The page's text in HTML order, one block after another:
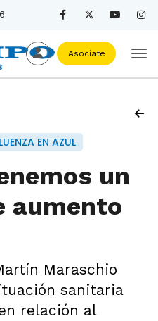
Asociate
EN AZUL
un
aumento
Maraschio
sanitaria
relación al